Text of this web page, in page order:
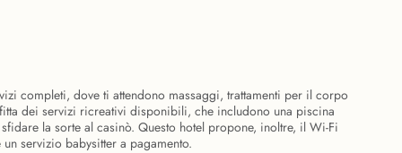
completi, dove ti attendono massaggi, trattamenti per il corpo
dei servizi ricreativi disponibili, che includono una piscina
la sorte al casinò. Questo hotel propone, inoltre, il Wi-Fi
servizio babysitter a pagamento.